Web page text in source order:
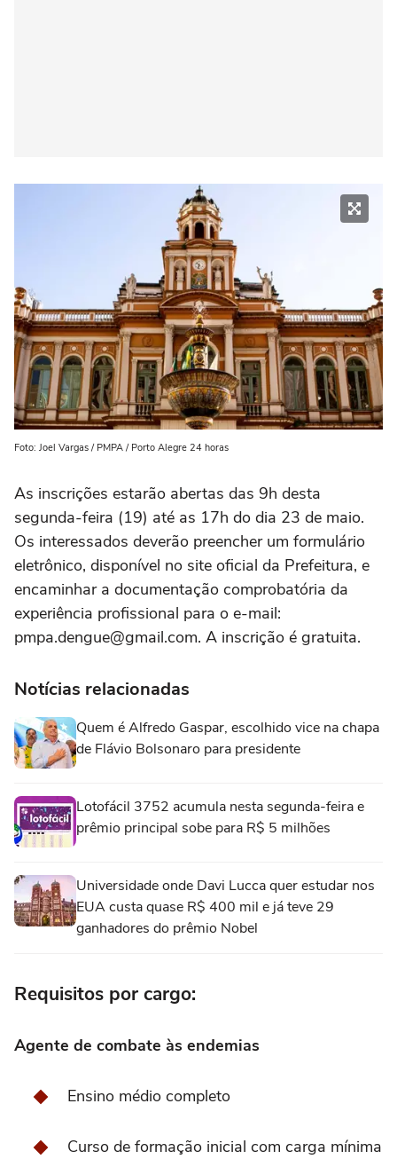
Foto: Joel Vargas / PMPA / Porto Alegre 24 horas
As inscrições estarão abertas das 9h desta
segunda-feira (19) até as 17h do dia 23 de maio.
Os interessados deverão preencher um formulário
eletrônico, disponível no site oficial da Prefeitura, e
encaminhar a documentação comprobatória da
experiência profissional para o e-mail:
pmpa.dengue@gmail.com. A inscrição é gratuita.
Notícias relacionadas
Quem é Alfredo Gaspar, escolhido vice na chapa
de Flávio Bolsonaro para presidente
Lotofácil 3752 acumula nesta segunda-feira e
prêmio principal sobe para R$ 5 milhões
Universidade onde Davi Lucca quer estudar nos
EUA custa quase R$ 400 mil e já teve 29
ganhadores do prêmio Nobel
Requisitos por cargo:
Agente de combate às endemias
Ensino médio completo
Curso de formação inicial com carga mínima